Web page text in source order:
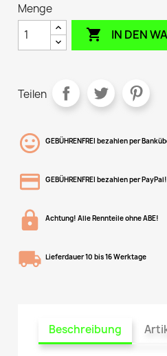
Menge
 IN DEN
Teilen
GEBÜHRENFREI bezahlen per
GEBÜHRENFREI bezahlen per PayPal!
Achtung! Alle Rennteile ohne ABE!
Lieferdauer 10 bis 16 Werktage
Beschreibung